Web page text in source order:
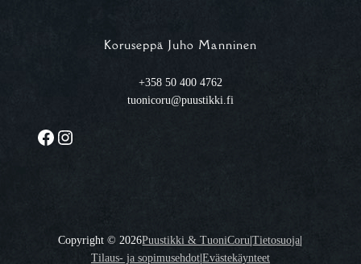
Koruseppä Juho Manninen
+358 50 400 4762
tuonicoru@puustikki.fi
Facebook Instagram
Copyright © 2026Puustikki & TuoniCoru|Tietosuoja|
Tilaus- ja sopimusehdot|Evästekäynteet